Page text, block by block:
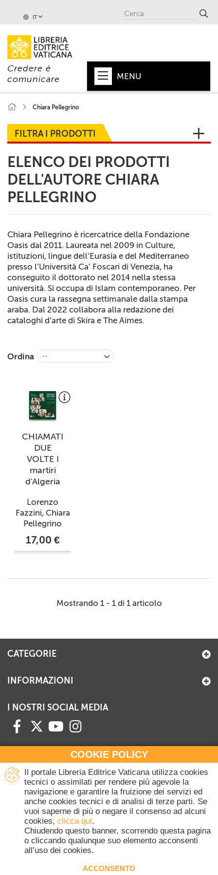
IT
Credere è
comunicare
MENU
PAPA
+
VATICANO
CHIESA
MONDO
CEI
AUTORI VARI
Chiara Pellegrino
FILTRA I PRODOTTI
ELENCO DEI PRODOTTI
DELL'AUTORE CHIARA
PELLEGRINO
Chiara Pellegrino è ricercatrice della Fondazione
Oasis dal 2011. Laureata nel 2009 in Culture,
istituzioni, lingue dell’Eurasia e del Mediterraneo
presso l’Università Ca’ Foscari di Venezia, ha
conseguito il dottorato nel 2014 nella stessa
università. Si occupa di Islam contemporaneo. Per
Oasis cura la rassegna settimanale dalla stampa
araba. Dal 2022 collabora alla redazione dei
cataloghi d’arte di Skira e The Aimes.
Ordina --
CHIAMATI
DUE
VOLTE I
martiri
d'Algeria
Lorenzo
Fazzini, Chiara
Pellegrino
17,00 €
Mostrando 1 - 1 di 1 articolo
COOKIE POLICY
Il portale Libreria Editrice Vaticana utilizza cookies
tecnici o assimilati per rendere più agevole la
navigazione e garantire la fruizione dei servizi ed
anche cookies tecnici e di analisi di terze parti. Se
vuoi saperne di più o negare il consenso ad alcuni
cookies, clicca qui.
Chiudendo questo banner, scorrendo questa pagina
o cliccando qualunque suo elemento acconsenti
all’uso dei cookies.
ACCONSENTO
CATEGORIE
INFORMAZIONI
I NOSTRI SOCIAL MEDIA
HAI BISOGNO DI INFORMAZIONI?
Contattaci all'Ufficio Commerciale
+39 06 698 45780
Lunedì-Giovedì 8-16.30
Venerdì 8-14
(Escluse festività Vaticane)
Vaticana - Tutti i diritti riservati.